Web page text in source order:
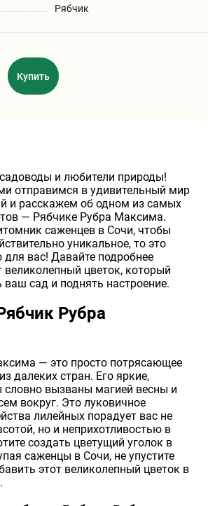
ТРАВА
саженец
растения
саженцы
саженцы
травы
Рябчик
Купить
и любители природы!
отправимся в удивительный мир
и расскажем об одном из самых
— Рябчике Рубра Максима.
саженцев в Сочи, чтобы
уникальное, то это
вас! Давайте подробнее
великолепный цветок, который
сад и поднять настроение.
Рубра
— это просто потрясающее
далеких стран. Его яркие,
словно вызваны магией весны и
вокруг. Это луковичное
лилейных порадует вас не
но и неприхотливостью в
создать цветущий уголок в
саженцы в Сочи, не упустите
этот великолепный цветок в